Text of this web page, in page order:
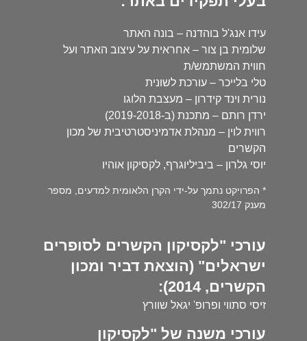
עידו אנג'ל בוהדנה – בונה האתר
שלומית בן צור – אחראית על עיצוב האתר ועל
חווית המשתמש/ת
טלי בלייכר – עורכת לשונית
נורית וינד קידרון – מעצבת הלוגו
ירדן רותם – מתכנת (ב-2019-2018)
רווית לוין – מנהלת אדמיניסטרטיבית של מכון
הקשרים
יוסי גלרון – ביביליוגרף, לקסיקון אוהיו
* הפרויקט נתמך על-ידי הקרן הלאומית למדעים, מספר
מענק 302/17
עורכי "לקסיקון הקשרים לסופרים
ישראלים" (הוצאת דביר ומכון
הקשרים, 2014):
זיסי סתווי ופרופ' יגאל שוורץ
עורכי משנה של "לקסיקון